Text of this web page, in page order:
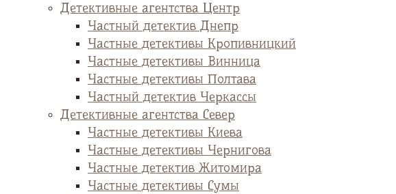
Детективные агентства Центр
Частный детектив Днепр
Частные детективы Кропивницкий
Частные детективы Винница
Частные детективы Полтава
Частный детектив Черкассы
Детективные агентства Север
Частные детективы Киева
Частные детективы Чернигова
Частные детектив Житомира
Частные детективы Сумы